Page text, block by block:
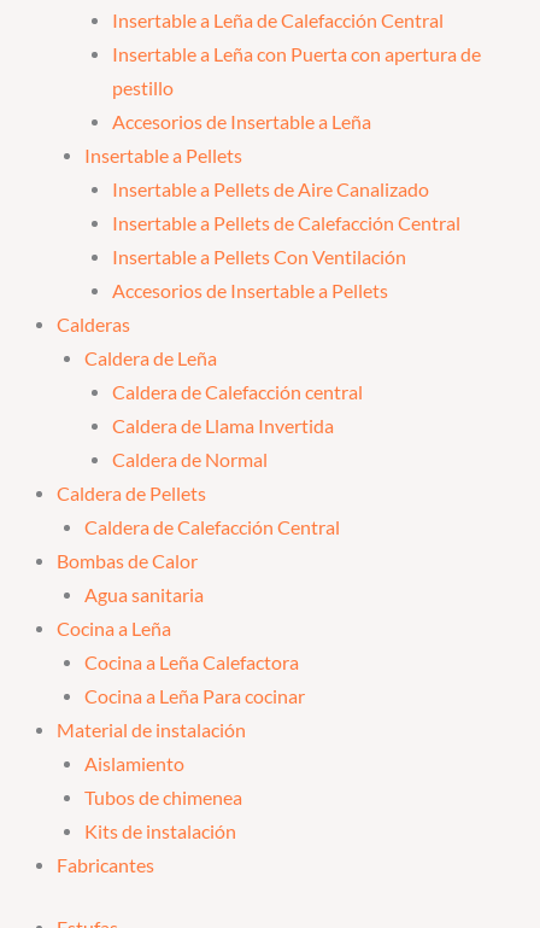
Insertable a Leña de Calefacción Central
Insertable a Leña con Puerta con apertura de
pestillo
Accesorios de Insertable a Leña
Insertable a Pellets
Insertable a Pellets de Aire Canalizado
Insertable a Pellets de Calefacción Central
Insertable a Pellets Con Ventilación
Accesorios de Insertable a Pellets
Calderas
Caldera de Leña
Caldera de Calefacción central
Caldera de Llama Invertida
Caldera de Normal
Caldera de Pellets
Caldera de Calefacción Central
Bombas de Calor
Agua sanitaria
Cocina a Leña
Cocina a Leña Calefactora
Cocina a Leña Para cocinar
Material de instalación
Aislamiento
Tubos de chimenea
Kits de instalación
Fabricantes